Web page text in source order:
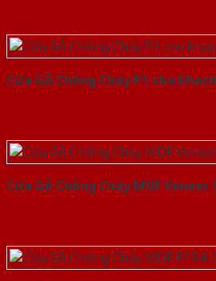
Cửa Gỗ Chống Cháy P1 cho
Cửa Gỗ Chống Cháy MDF Veneer